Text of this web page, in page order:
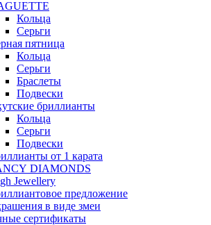
Кольца
Серьги
пятница
Кольца
Серьги
Браслеты
Подвески
бриллианты
Кольца
Серьги
Подвески
от 1 карата
DIAMONDS
Jewellery
предложение
в виде змеи
сертификаты